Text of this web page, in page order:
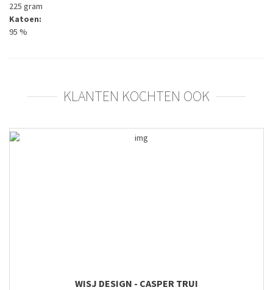
225 gram
Katoen:
95 %
KLANTEN KOCHTEN OOK
WISJ DESIGN - CASPER TRUI